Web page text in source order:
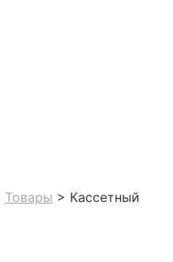
Товары > Кассетный